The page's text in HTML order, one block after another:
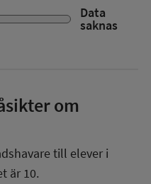
Data
saknas
om
till elever i
är 10.